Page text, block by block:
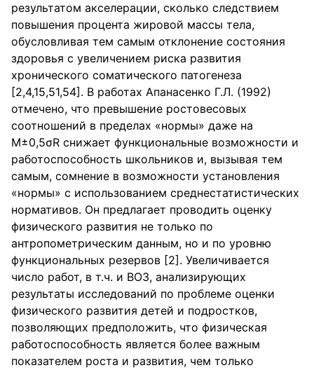
результатом акселерации, сколько следствием
повышения процента жировой массы тела,
обусловливая тем самым отклонение состояния
здоровья с увеличением риска развития
хронического соматического патогенеза
[2,4,15,51,54]. В работах Апанасенко Г.Л. (1992)
отмечено, что превышение ростовесовых
соотношений в пределах «нормы» даже на
М±0,5σR снижает функциональные возможности и
работоспособность школьников и, вызывая тем
самым, сомнение в возможности установления
«нормы» с использованием среднестатистических
нормативов. Он предлагает проводить оценку
физического развития не только по
антропометрическим данным, но и по уровню
функциональных резервов [2]. Увеличивается
число работ, в т.ч. и ВОЗ, анализирующих
результаты исследований по проблеме оценки
физического развития детей и подростков,
позволяющих предположить, что физическая
работоспособность является более важным
показателем роста и развития, чем только